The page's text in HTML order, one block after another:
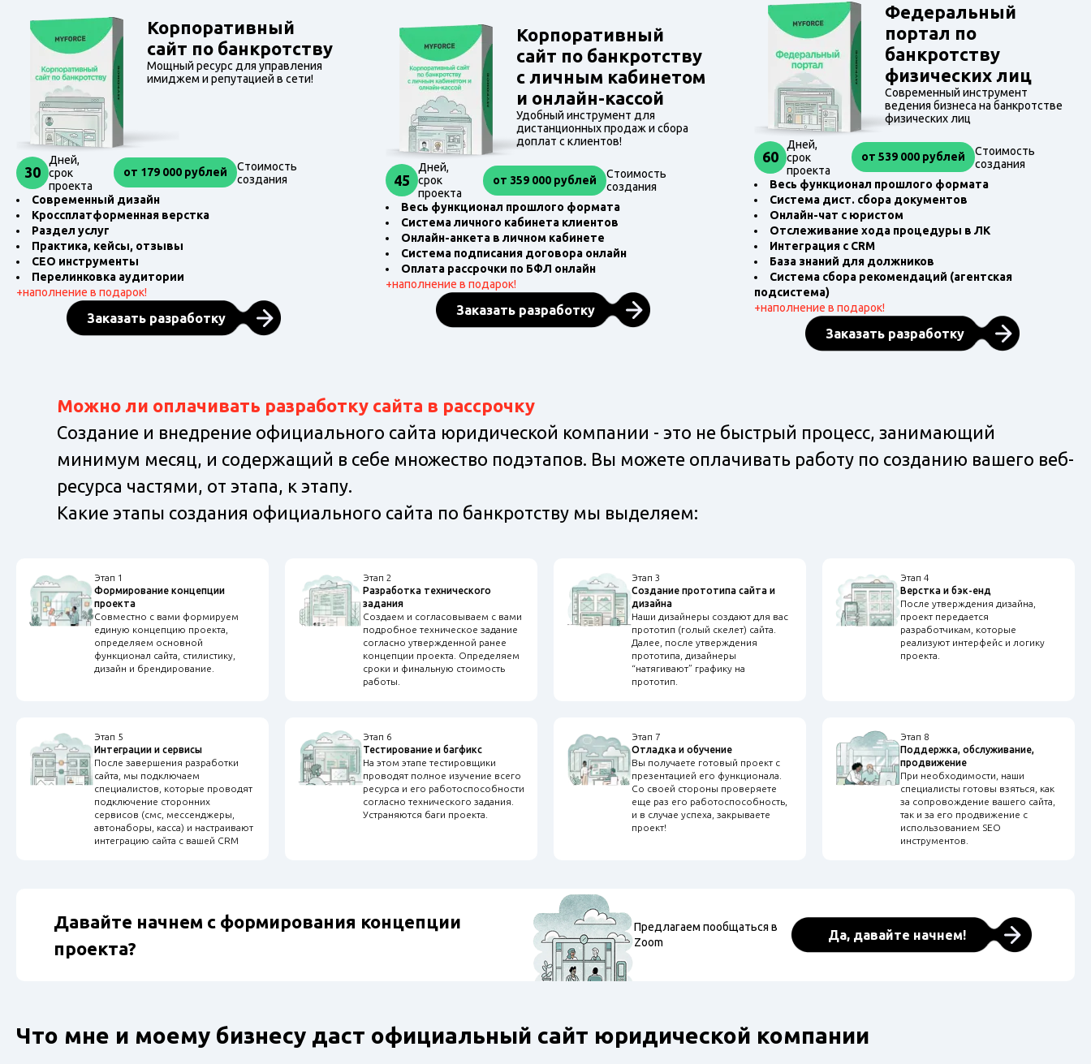
Корпоративный
сайт по банкротству
Мощный ресурс для управления
имиджем и репутацией в сети!
30
Дней,
срок
проекта
от 179 000 рублей
Стоимость
создания
Современный дизайн
Кроссплатформенная верстка
Раздел услуг
Практика, кейсы, отзывы
СЕО инструменты
Перелинковка аудитории
+наполнение в подарок!
Заказать разработку
Корпоративный
сайт по банкротству
с личным кабинетом
и онлайн-кассой
Удобный инструмент для
дистанционных продаж и сбора
доплат с клиентов!
45
Дней,
срок
проекта
от 359 000 рублей
Стоимость
создания
Весь функционал прошлого формата
Система личного кабинета клиентов
Онлайн-анкета в личном кабинете
Система подписания договора онлайн
Оплата рассрочки по БФЛ онлайн
+наполнение в подарок!
Заказать разработку
Федеральный
портал по
банкротству
физических лиц
Современный инструмент
ведения бизнеса на банкротстве
физических лиц
60
Дней,
срок
проекта
от 539 000 рублей
Стоимость
создания
Весь функционал прошлого формата
Система дист. сбора документов
Онлайн-чат с юристом
Отслеживание хода процедуры в ЛК
Интеграция с CRM
База знаний для должников
Система сбора рекомендаций (агентская
подсистема)
+наполнение в подарок!
Заказать разработку
Можно ли оплачивать разработку сайта в рассрочку
Создание и внедрение официального сайта юридической компании - это не быстрый процесс, занимающий
минимум месяц, и содержащий в себе множество подэтапов. Вы можете оплачивать работу по созданию вашего веб-
ресурса частями, от этапа, к этапу.
Какие этапы создания официального сайта по банкротству мы выделяем:
Этап 1
Формирование концепции
проекта
Совместно с вами формируем
единую концепцию проекта,
определяем основной
функционал сайта, стилистику,
дизайн и брендирование.
Этап 2
Разработка технического
задания
Создаем и согласовываем с вами
подробное техническое задание
согласно утвержденной ранее
концепции проекта. Определяем
сроки и финальную стоимость
работы.
Этап 3
Создание прототипа сайта и
дизайна
Наши дизайнеры создают для вас
прототип (голый скелет) сайта.
Далее, после утверждения
прототипа, дизайнеры
“натягивают” графику на
прототип.
Этап 4
Верстка и бэк-енд
После утверждения дизайна,
проект передается
разработчикам, которые
реализуют интерфейс и логику
проекта.
Этап 5
Интеграции и сервисы
После завершения разработки
сайта, мы подключаем
специалистов, которые проводят
подключение сторонних
сервисов (смс, мессенджеры,
автонаборы, касса) и настраивают
интеграцию сайта с вашей CRM
Этап 6
Тестирование и багфикс
На этом этапе тестировщики
проводят полное изучение всего
ресурса и его работоспособности
согласно технического задания.
Устраняются баги проекта.
Этап 7
Отладка и обучение
Вы получаете готовый проект с
презентацией его функционала.
Со своей стороны проверяете
еще раз его работоспособность,
и в случае успеха, закрываете
проект!
Этап 8
Поддержка, обслуживание,
продвижение
При необходимости, наши
специалисты готовы взяться, как
за сопровождение вашего сайта,
так и за его продвижение с
использованием SEO
инструментов.
Давайте начнем с формирования концепции
проекта?
Предлагаем пообщаться в
Zoom
Да, давайте начнем!
Что мне и моему бизнесу даст официальный сайт юридической компании